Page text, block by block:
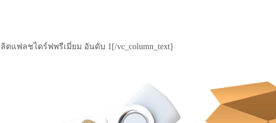
ฟลชไดร์ฟพรีเมี่ยม อันดับ 1[/vc_column_text]